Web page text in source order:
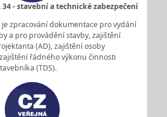
34 - stavební a technické zabezpečení
zpracování dokumentace pro vydání
a pro provádění stavby, zajištění
(AD), zajištění osoby
řádného výkonu činnosti
(TDS).